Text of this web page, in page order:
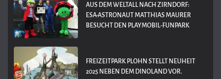
AUS DEM WELTALL NACH ZIRNDORF:
ESA-ASTRONAUT MATTHIAS MAURER
BESUCHT DEN PLAYMOBIL-FUNPARK
FREIZEITPARK PLOHN STELLT NEUHEIT
2025 NEBEN DEM DINOLAND VOR.